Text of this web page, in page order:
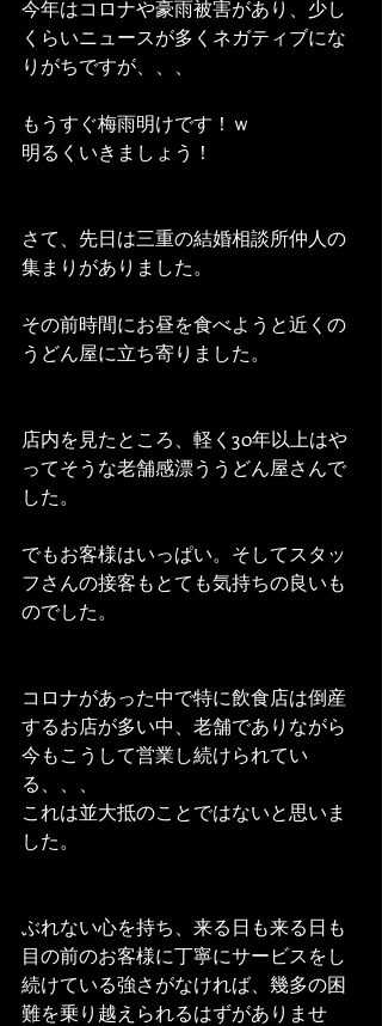
今年はコロナや豪雨被害があり、少し
くらいニュースが多くネガティブにな
りがちですが、、、
もうすぐ梅雨明けです！ｗ
明るくいきましょう！
さて、先日は三重の結婚相談所仲人の
集まりがありました。
その前時間にお昼を食べようと近くの
うどん屋に立ち寄りました。
店内を見たところ、軽く30年以上はや
ってそうな老舗感漂ううどん屋さんで
した。
でもお客様はいっぱい。そしてスタッ
フさんの接客もとても気持ちの良いも
のでした。
コロナがあった中で特に飲食店は倒産
するお店が多い中、老舗でありながら
今もこうして営業し続けられてい
る、、、
これは並大抵のことではないと思いま
した。
ぶれない心を持ち、来る日も来る日も
目の前のお客様に丁寧にサービスをし
続けている強さがなければ、幾多の困
難を乗り越えられるはずがありませ